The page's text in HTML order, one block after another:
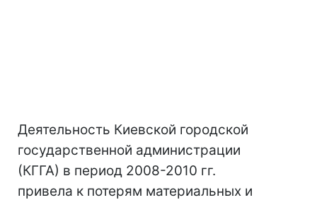
Деятельность Киевской городской
государственной администрации
(КГГА) в период 2008-2010 гг.
привела к потерям материальных и